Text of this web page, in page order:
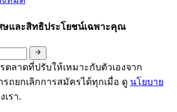
ษและสิทธิประโยชน์เฉพาะคุณ
ตลาดที่ปรับให้เหมาะกับตัวเองจาก
รถยกเลิกการสมัครได้ทุกเมื่อ ดู นโยบาย
เรา.